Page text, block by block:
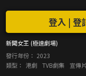
新聞女王 (極速劇場)
登入 | 登
發行年份： 2023
類型： 港劇 TVB劇集 宣傳